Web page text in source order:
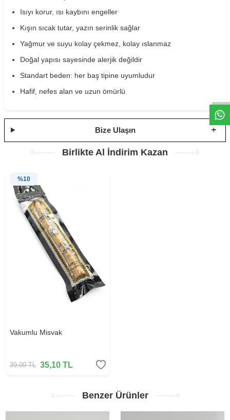
Isıyı korur, ısı kaybını engeller
Kışın sıcak tutar, yazın serinlik sağlar
Yağmur ve suyu kolay çekmez, kolay ıslanmaz
Doğal yapısı sayesinde alerjik değildir
Standart beden: her baş tipine uyumludur
Hafif, nefes alan ve uzun ömürlü
Bize Ulaşın
Birlikte Al İndirim Kazan
%10
Vakumlu Misvak
39,00TL 35,10 TL
Benzer Ürünler